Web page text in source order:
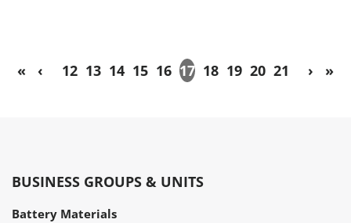
« ‹ 12 13 14 15 16 17 18 19 20 21 › »
BUSINESS GROUPS & UNITS
Battery Materials